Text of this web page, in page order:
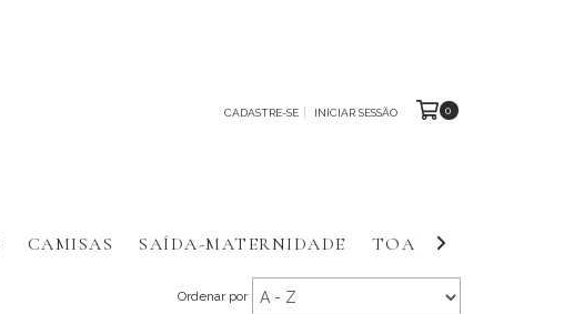
CADASTRE-SE INICIAR SESSÃO 0
CAMISAS SAÍDA-MATERNIDADE TOALHAS E
Ordenar por